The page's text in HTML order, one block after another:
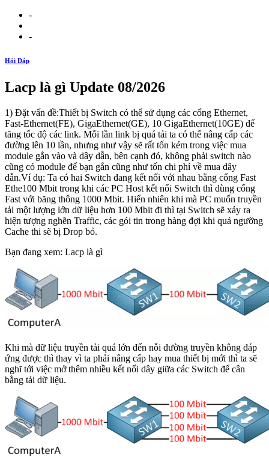
-
-
Hỏi Đáp
Lacp là gì Update 08/2026
1) Đặt vấn đề:Thiết bị Switch có thể sử dụng các cổng Ethernet,
Fast-Ethernet(FE), GigaEthernet(GE), 10 GigaEthernet(10GE) để
tăng tốc độ các link. Mỗi lần link bị quá tải ta có thể nâng cấp các
đường lên 10 lần, nhưng như vậy sẽ rất tốn kém trong việc mua
module gắn vào và dây dẫn, bên cạnh đó, không phải switch nào
cũng có module để bạn gắn cũng như tốn chi phí về mua dây
dẫn.Ví dụ: Ta có hai Switch đang kết nối với nhau bằng cổng Fast
Ethe100 Mbit trong khi các PC Host kết nối Switch thì dùng cổng
Fast với băng thông 1000 Mbit. Hiển nhiên khi mà PC muốn truyền
tải một lượng lớn dữ liệu hơn 100 Mbit đi thì tại Switch sẽ xảy ra
hiện tượng nghẽn Traffic, các gói tin trong hàng đợi khi quá ngưỡng
Cache thi sẽ bị Drop bỏ.
Bạn đang xem: Lacp là gì
Khi mà dữ liệu truyền tải quá lớn đến nỗi đường truyền không đáp
ứng được thì thay vì ta phải nâng cấp hay mua thiết bị mới thì ta sẽ
nghĩ tới việc mở thêm nhiều kết nối dây giữa các Switch để cân
bằng tải dữ liệu.